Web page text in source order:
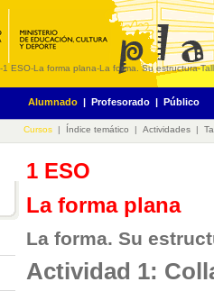
-1 ESO-La forma plana-La forma. Su estructura-
Alumnado | Profesorado | Público
Cursos | Índice temático | Actividades |
1 ESO
La forma plana
La forma. Su
Actividad 1: